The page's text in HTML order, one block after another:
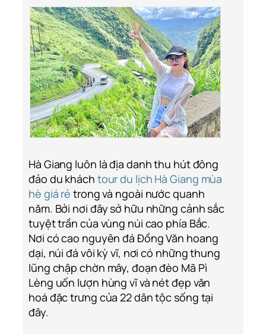
Hà Giang luôn là địa danh thu hút đông
đảo du khách tour du lịch Hà Giang mùa
hè giá rẻ trong và ngoài nước quanh
năm. Bởi nơi đây sở hữu những cảnh sắc
tuyệt trần của vùng núi cao phía Bắc.
Nơi có cao nguyên đá Đồng Văn hoang
dại, núi đá vôi kỳ vĩ, nơi có những thung
lũng chập chờn mây, đoạn đèo Mã Pì
Lèng uốn lượn hùng vĩ và nét đẹp văn
hoá đặc trưng của 22 dân tộc sống tại
đây.